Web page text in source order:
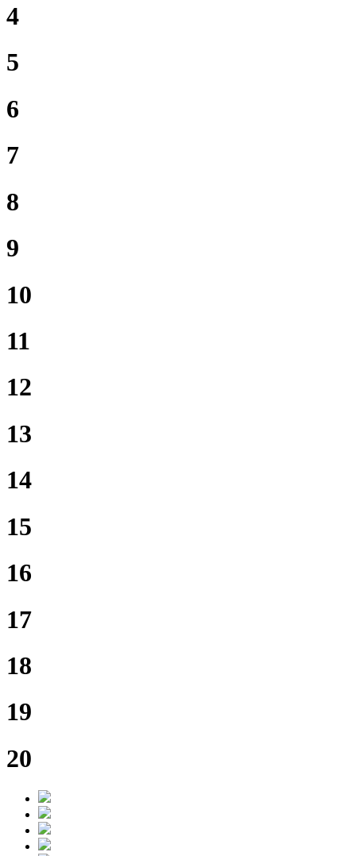
4
5
6
7
8
9
10
11
12
13
14
15
16
17
18
19
20